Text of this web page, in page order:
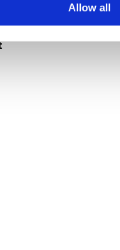
Allow all